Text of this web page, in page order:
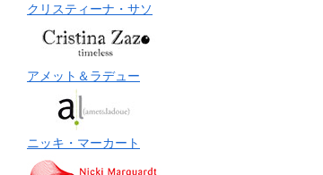
クリスティーナ・サソ
アメット＆ラデュー
ニッキ・マーカート